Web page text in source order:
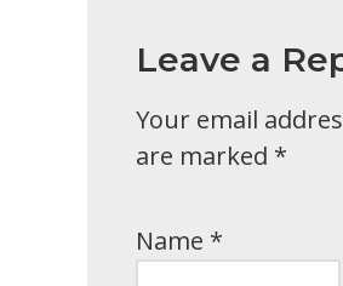
Leave a
Your email
are marked *
Name *